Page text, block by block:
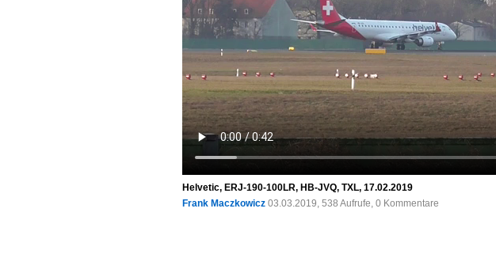
Helvetic, ERJ-190-100LR, HB-JVQ, TXL, 17.02.2019
Frank Maczkowicz 03.03.2019, 538 Aufrufe, 0 Kommentare